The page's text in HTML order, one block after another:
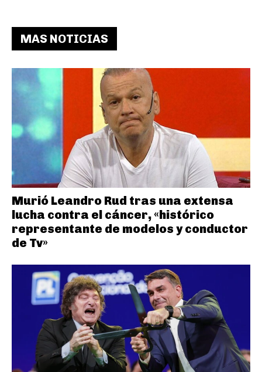
MAS NOTICIAS
Murió Leandro Rud tras una extensa
lucha contra el cáncer, «histórico
representante de modelos y conductor
de Tv»